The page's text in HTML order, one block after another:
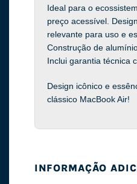
Ideal para o
preço acessível.
relevante para uso e
Construção de
Inclui garantia técnica
Design icônico e
clássico MacBook Air!
INFORMAÇÃO